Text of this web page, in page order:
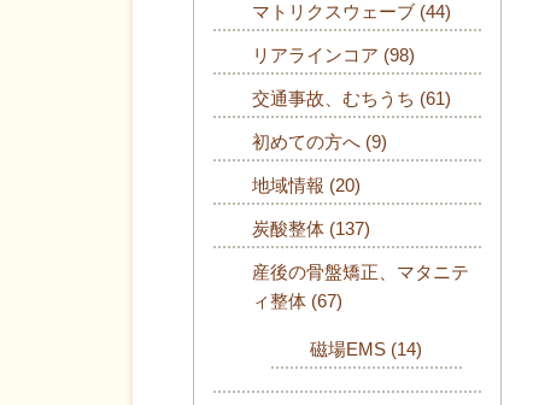
マトリクスウェーブ (44)
リアラインコア (98)
交通事故、むちうち (61)
初めての方へ (9)
地域情報 (20)
炭酸整体 (137)
産後の骨盤矯正、マタニテ
ィ整体 (67)
磁場EMS (14)